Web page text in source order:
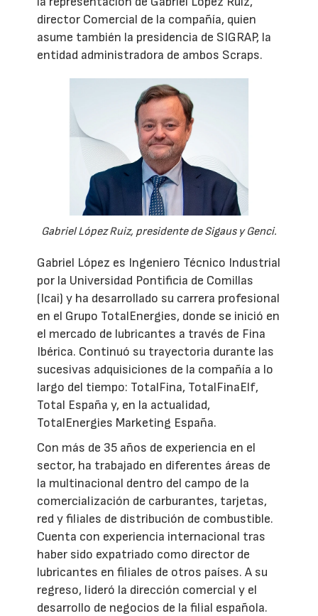
director Comercial de la compañía, quien
asume también la presidencia de SIGRAP, la
entidad administradora de ambos Scraps.
Gabriel López Ruiz, presidente de Sigaus y Genci.
Gabriel López es Ingeniero Técnico Industrial
por la Universidad Pontificia de Comillas
(Icai) y ha desarrollado su carrera profesional
en el Grupo TotalEnergies, donde se inició en
el mercado de lubricantes a través de Fina
Ibérica. Continuó su trayectoria durante las
sucesivas adquisiciones de la compañía a lo
largo del tiempo: TotalFina, TotalFinaElf,
Total España y, en la actualidad,
TotalEnergies Marketing España.
Con más de 35 años de experiencia en el
sector, ha trabajado en diferentes áreas de
la multinacional dentro del campo de la
comercialización de carburantes, tarjetas,
red y filiales de distribución de combustible.
Cuenta con experiencia internacional tras
haber sido expatriado como director de
lubricantes en filiales de otros países. A su
regreso, lideró la dirección comercial y el
desarrollo de negocios de la filial española.